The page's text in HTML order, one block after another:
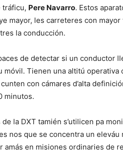
tráficu, Pere Navarro. Estos
mayor, les carreteres con
la conducción.
de detectar si un conductor
móvil. Tienen una altitú operativa
con cámares d’alta
minutos.
la DXT tamién s’utilicen pa
nos que se concentra un
amás en misiones ordinaries de